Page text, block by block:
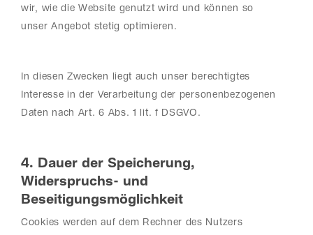
wir, wie die Website genutzt wird und können so
unser Angebot stetig optimieren.
In diesen Zwecken liegt auch unser berechtigtes
Interesse in der Verarbeitung der personenbezogenen
Daten nach Art. 6 Abs. 1 lit. f DSGVO.
4. Dauer der Speicherung,
Widerspruchs- und
Beseitigungsmöglichkeit
Cookies werden auf dem Rechner des Nutzers